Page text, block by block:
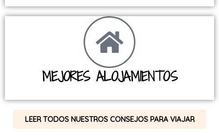
MEJORES ALOJAMIENTOS
LEER TODOS NUESTROS CONSEJOS PARA VIAJAR